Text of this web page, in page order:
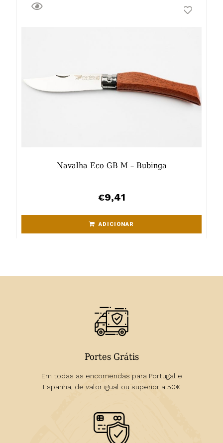
Navalha Eco GB M – Bubinga
€9,41
ADICIONAR
Portes Grátis
Em todas as encomendas para Portugal e
Espanha, de valor igual ou superior a 50€